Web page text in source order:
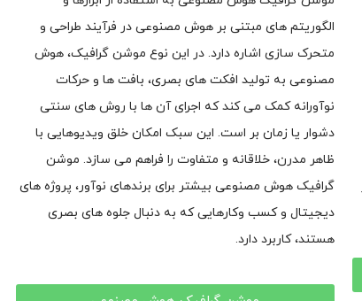
الگوریتم های مبتنی بر هوش مصنوعی در فرآیند طراحی و
متحرک سازی اشاره دارد. در این نوع موشن گرافیک، هوش
مصنوعی به تولید افکت های بصری، بافت ها و حرکات
نوآورانه کمک می کند که اجرای آن ها با روش های سنتی
دشوار یا زمان بر است. این سبک امکان خلق ویدیوهایی با
ظاهر مدرن، خلاقانه و متفاوت را فراهم می سازد. موشن
گرافیک هوش مصنوعی بیشتر برای برندهای نوآور، پروژه های
دیجیتال و کسب وکارهایی که به دنبال جلوه های بصری
هستند، کاربرد دارد.